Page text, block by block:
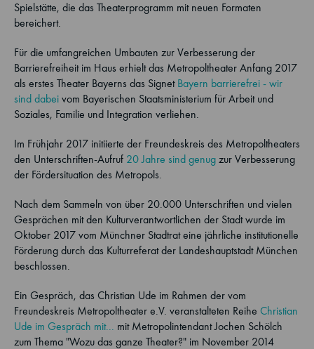
Spielstätte, die das Theaterprogramm mit neuen Formaten
bereichert.
Für die umfangreichen Umbauten zur Verbesserung der
Barrierefreiheit im Haus erhielt das Metropoltheater Anfang 2017
als erstes Theater Bayerns das Signet Bayern barrierefrei - wir
sind dabei vom Bayerischen Staatsministerium für Arbeit und
Soziales, Familie und Integration verliehen.
Im Frühjahr 2017 initiierte der Freundeskreis des Metropoltheaters
den Unterschriften-Aufruf 20 Jahre sind genug zur Verbesserung
der Fördersituation des Metropols.
Nach dem Sammeln von über 20.000 Unterschriften und vielen
Gesprächen mit den Kulturverantwortlichen der Stadt wurde im
Oktober 2017 vom Münchner Stadtrat eine jährliche institutionelle
Förderung durch das Kulturreferat der Landeshauptstadt München
beschlossen.
Ein Gespräch, das Christian Ude im Rahmen der vom
Freundeskreis Metropoltheater e.V. veranstalteten Reihe Christian
Ude im Gespräch mit... mit Metropolintendant Jochen Schölch
zum Thema "Wozu das ganze Theater?" im November 2014